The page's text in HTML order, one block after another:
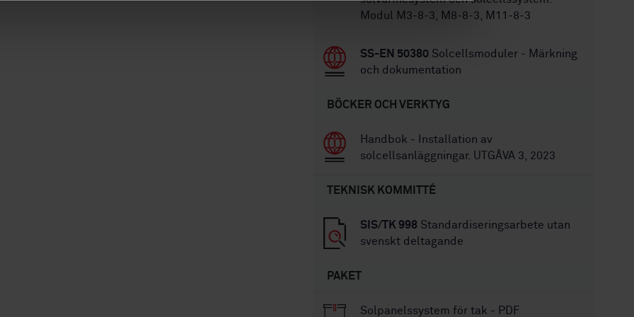
Modul M3-8-3, M8-8-3, M11-8-3
SS-EN 50380 Solcellsmoduler - Märkning
och dokumentation
BÖCKER OCH VERKTYG
Handbok - Installation av
solcellsanläggningar. UTGÅVA 3, 2023
TEKNISK KOMMITTÉ
SIS/TK 998 Standardiseringsarbete utan
svenskt deltagande
PAKET
Solpanelssystem för tak - PDF